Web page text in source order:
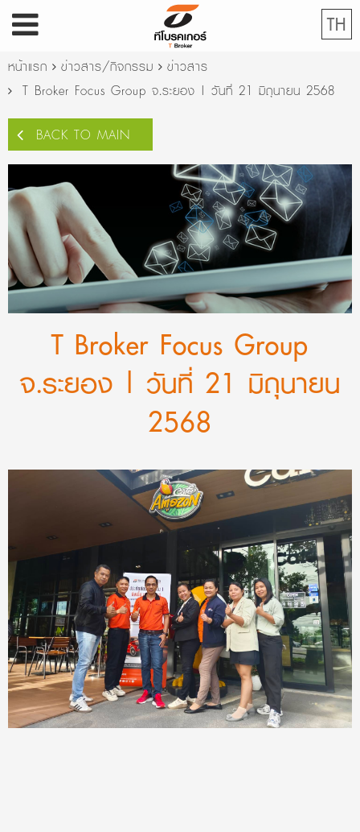
TH
หน้าแรก ข่าวสาร/กิจกรรม
ข่าวสาร
T Broker Focus Group จ.ระยอง | วันที่ 21 มิถุนายน 2568
BACK TO MAIN
T Broker Focus Group
จ.ระยอง | วันที่ 21 มิถุนายน
2568